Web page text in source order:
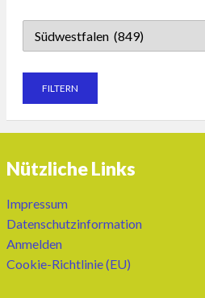
Nützliche Links
Impressum
Datenschutzinformation
Anmelden
Cookie-Richtlinie (EU)